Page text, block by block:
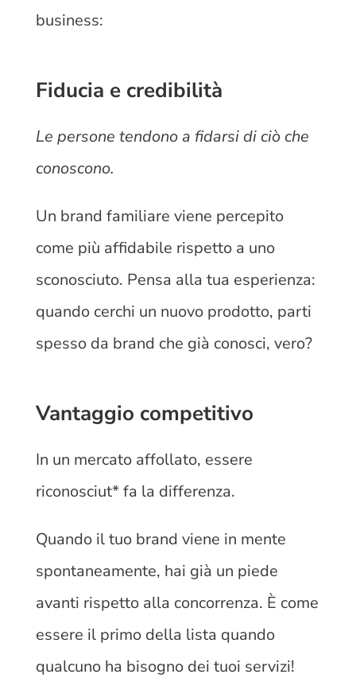
business:
Fiducia e credibilità
Le persone tendono a fidarsi di ciò che
conoscono.
Un brand familiare viene percepito
come più affidabile rispetto a uno
sconosciuto. Pensa alla tua esperienza:
quando cerchi un nuovo prodotto, parti
spesso da brand che già conosci, vero?
Vantaggio competitivo
In un mercato affollato, essere
riconosciut* fa la differenza.
Quando il tuo brand viene in mente
spontaneamente, hai già un piede
avanti rispetto alla concorrenza. È come
essere il primo della lista quando
qualcuno ha bisogno dei tuoi servizi!